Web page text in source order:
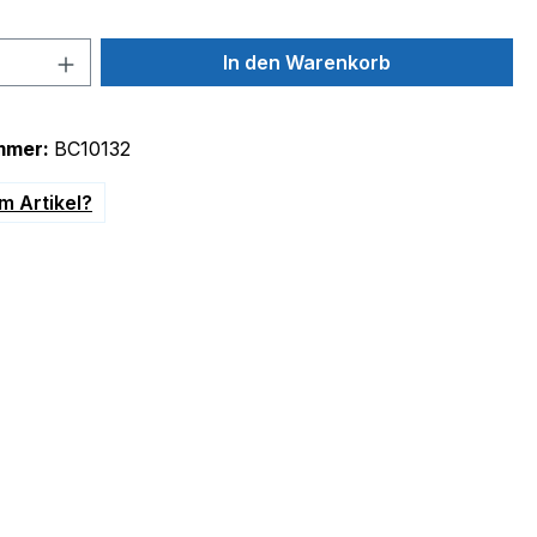
Anzahl: Gib den gewünschten Wert
In den Warenkorb
BC10132
Artikel?